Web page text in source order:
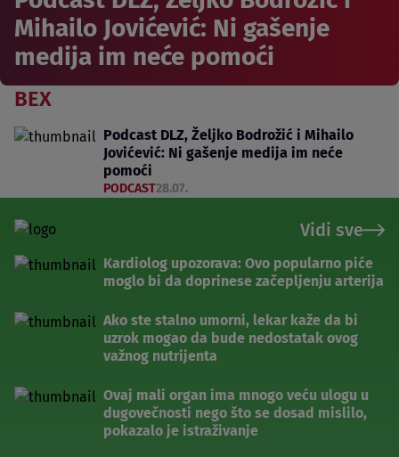
Mihailo Jovićević: Ni gašenje
medija im neće pomoći
BEX
Podcast DLZ, Željko Bodrožić i Mihailo
Jovićević: Ni gašenje medija im neće
pomoći
PODCAST28.07.
Vidi sve
Kardiolog upozorava: Ovo popularno piće
moglo bi da doprinese začepljenju arterija
Ako ste stalno umorni, lekar kaže da bi
uzrok mogao da bude nedostatak ovog
važnog nutrijenta
Ovaj mali organ ima mnogo veću ulogu u
dugovečnosti nego što se dosad mislilo,
pokazalo je istraživanje